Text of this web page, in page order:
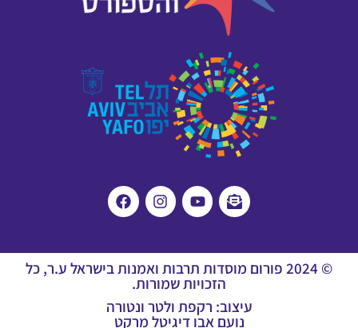
נועם אבו דיגיטל מרקט
עיצוב: רקפת ולטר ונטורה
© 2024 פורום מוסדות תרבות ואמנות בישראל ע.ר, כל
הזכויות שמורות.